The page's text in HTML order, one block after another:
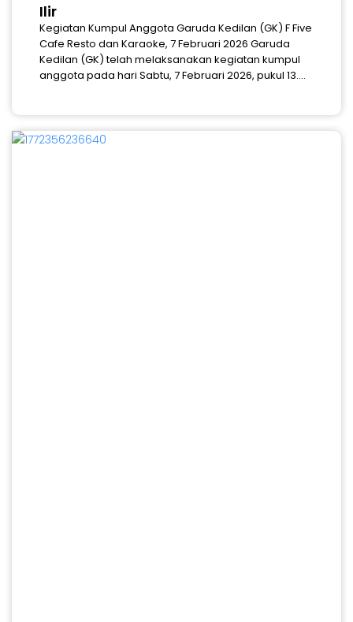
Ilir
Kegiatan Kumpul Anggota Garuda Kedilan (GK) F Five
Cafe Resto dan Karaoke, 7 Februari 2026 Garuda
Kedilan (GK) telah melaksanakan kegiatan kumpul
anggota pada hari Sabtu, 7 Februari 2026, pukul 13....